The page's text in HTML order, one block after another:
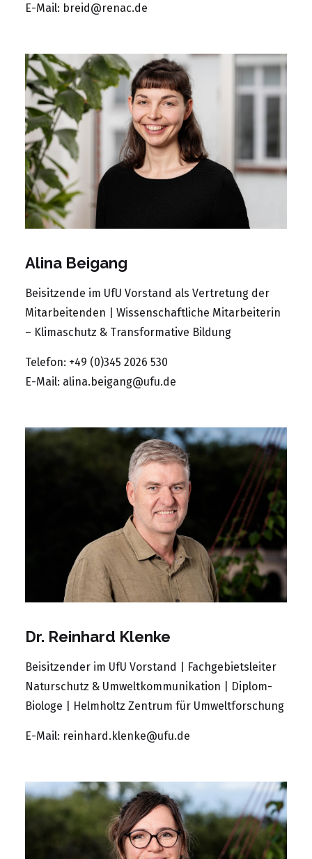
E-Mail: breid@renac.de
Alina Beigang
Beisitzende im UfU Vorstand als Vertretung der
Mitarbeitenden | Wissenschaftliche Mitarbeiterin
– Klimaschutz & Transformative Bildung
Telefon: +49 (0)345 2026 530
E-Mail: alina.beigang@ufu.de
Dr. Reinhard Klenke
Beisitzender im UfU Vorstand | Fachgebietsleiter
Naturschutz & Umweltkommunikation | Diplom-
Biologe | Helmholtz Zentrum für Umweltforschung
E-Mail: reinhard.klenke@ufu.de